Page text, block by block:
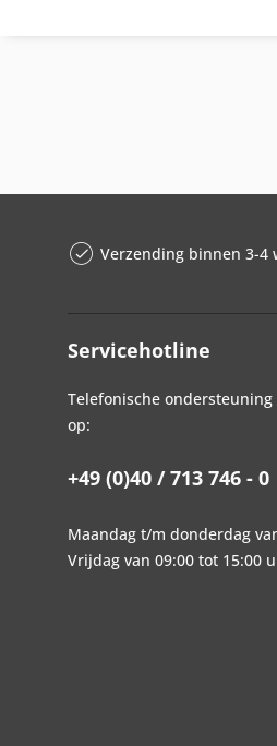
Verzending binnen 3-4
Servicehotline
Telefonische
op:
+49 (0)40 / 713 746 - 0
Maandag t/m donderdag
Vrijdag van 09:00 tot 15:00